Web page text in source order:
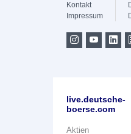
Kontakt
Impressum
live.deutsche-
boerse.com
Aktien